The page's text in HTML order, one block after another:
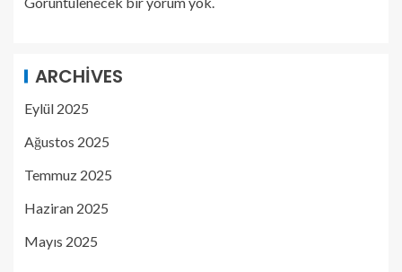
ARCHIVES
Eylül 2025
Ağustos 2025
Temmuz 2025
Haziran 2025
Mayıs 2025